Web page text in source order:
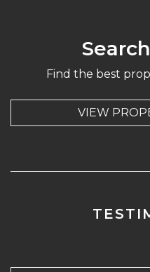
Find the best
VIEW